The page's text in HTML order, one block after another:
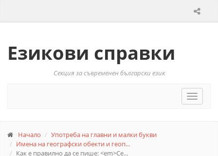
Езикови справки
Секция за съвременен български език
Toggle
Начало
Употреба на главни и малки букви
Имена на географски обекти и геоп...
Как е правилно да се пише: <em>Се...